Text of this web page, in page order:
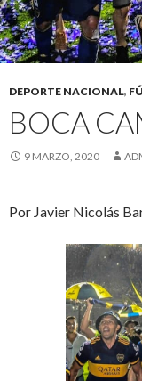
DEPORTE NACIONAL,
BOCA
9 MARZO, 2020
Por Javier Nicolás